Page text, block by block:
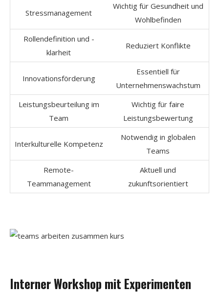
Stressmanagement
Wichtig für Gesundheit und
Wohlbefinden
Rollendefinition und -
klarheit
Reduziert Konflikte
Innovationsförderung
Essentiell für
Unternehmenswachstum
Leistungsbeurteilung im
Team
Wichtig für faire
Leistungsbewertung
Interkulturelle Kompetenz
Notwendig in globalen
Teams
Remote-
Teammanagement
Aktuell und
zukunftsorientiert
Interner Workshop mit Experimenten